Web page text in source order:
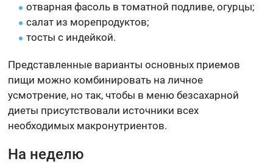
отварная фасоль в томатной подливе, огурцы;
салат из морепродуктов;
тосты с индейкой.
Представленные варианты основных приемов
пищи можно комбинировать на личное
усмотрение, но так, чтобы в меню безсахарной
диеты присутствовали источники всех
необходимых макронутриентов.
На неделю